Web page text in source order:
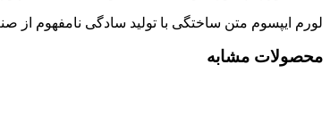
لورم ایپسوم متن ساختگی با تولید سادگی نامفهوم
محصولات مشابه